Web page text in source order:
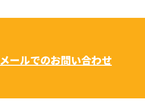
メールでのお問い合わせ